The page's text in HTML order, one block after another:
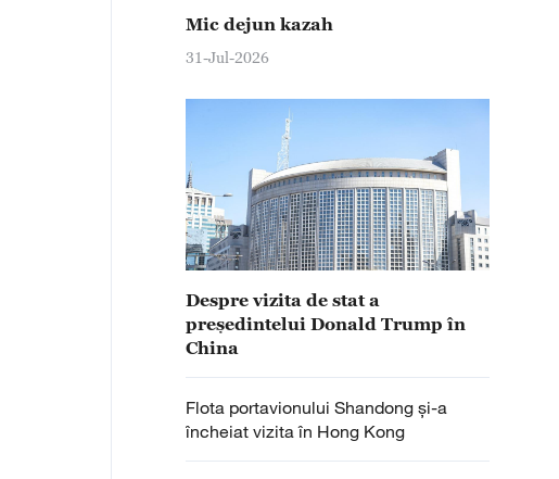
Mic dejun kazah
31-Jul-2026
Despre vizita de stat a
președintelui Donald Trump în
China
Flota portavionului Shandong și-a
încheiat vizita în Hong Kong